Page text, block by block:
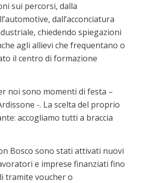
sui percorsi, dalla
dall’acconciatura
chiedendo spiegazioni
agli allievi che frequentano o
il centro di formazione
noi sono momenti di festa –
-. La scelta del proprio
accogliamo tutti a braccia
Bosco sono stati attivati nuovi
e imprese finanziati fino
tramite voucher o